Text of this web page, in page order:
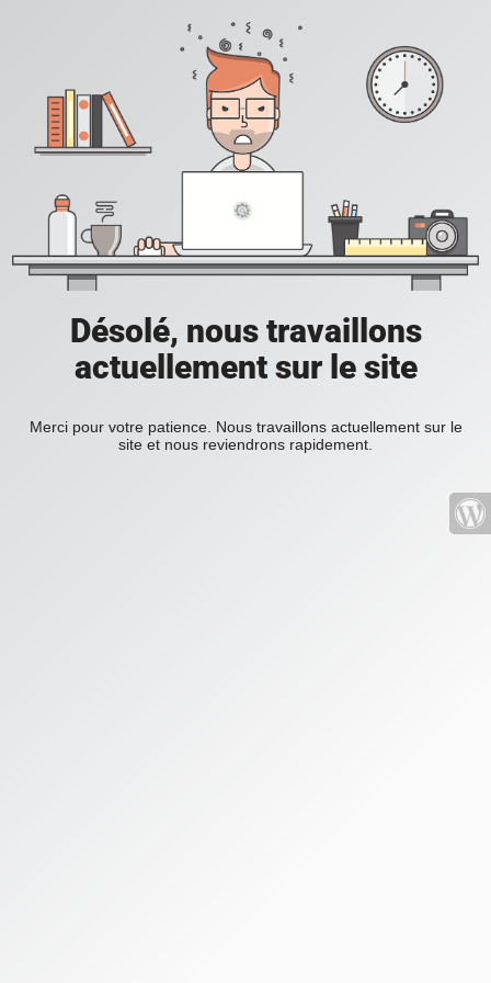
Désolé, nous travaillons
actuellement sur le site
Merci pour votre patience. Nous travaillons actuellement sur le
site et nous reviendrons rapidement.